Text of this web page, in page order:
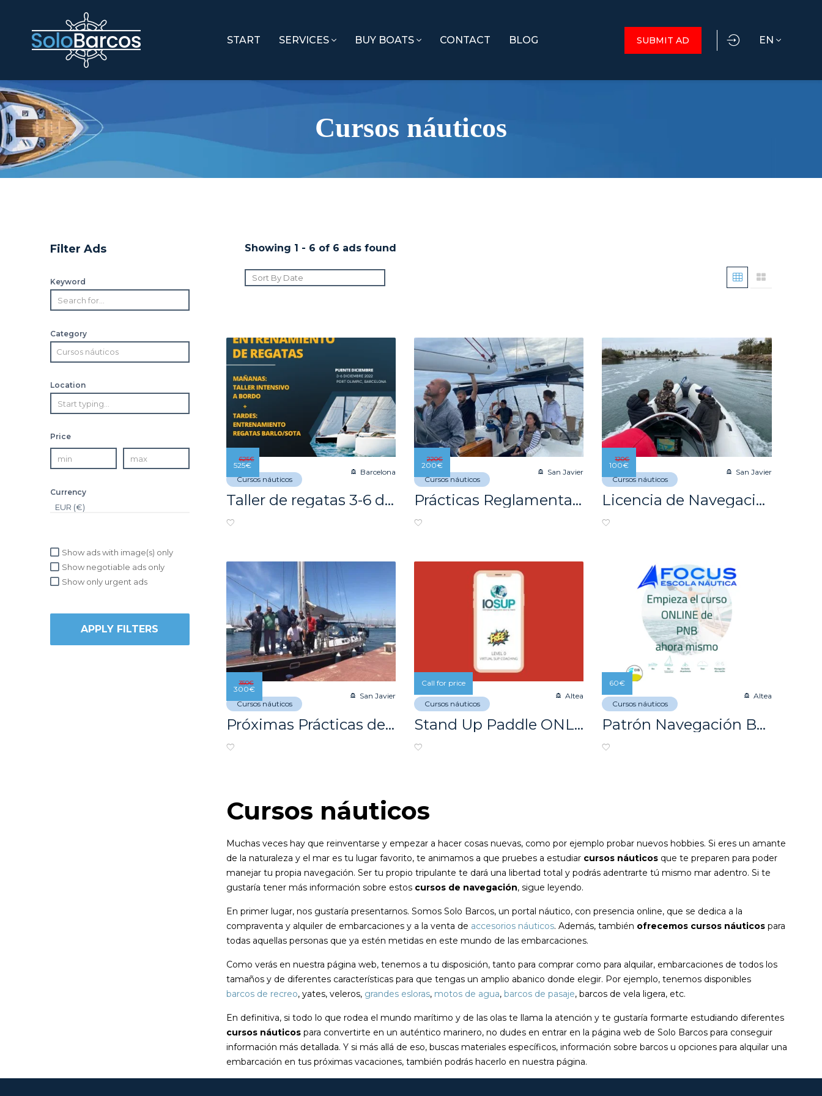
START SERVICES BUY BOATS CONTACT BLOG EN
SUBMIT AD
Cursos náuticos
Filter Ads
Keyword
Category
Cursos náuticos
Location
Price
Currency
Show ads with image(s) only
Show negotiable ads only
Show only urgent ads
APPLY FILTERS
Showing 1 - 6 of 6 ads found
Cursos náuticos
Barcelona
Taller de regatas 3-6 de Diciembre
625€
525€
Cursos náuticos
San Javier
Prácticas Reglamentarias para la obtención del PER!
220€
200€
Cursos náuticos
San Javier
Licencia de Navegación
120€
100€
Cursos náuticos
San Javier
Próximas Prácticas de Patrón y Capitan de Yate!
350€
300€
Cursos náuticos
Altea
Stand Up Paddle ONLINE LEVEL 0 ¡GRATIS!
Call for price
Cursos náuticos
Altea
Patrón Navegación Básica / PNB ONLINE
60€
Cursos náuticos
Muchas veces hay que reinventarse y empezar a hacer cosas nuevas, como por ejemplo probar nuevos hobbies. Si eres un amante
de la naturaleza y el mar es tu lugar favorito, te animamos a que pruebes a estudiar cursos náuticosque te preparen para poder
manejar tu propia navegación. Ser tu propio tripulante te dará una libertad total y podrás adentrarte tú mismo mar adentro. Si te
gustaría tener más información sobre estos cursos de navegación, sigue leyendo.
En primer lugar, nos gustaría presentarnos. Somos Solo Barcos, un portal náutico, con presencia online, que se dedica a la
compraventa y alquiler de embarcaciones y a la venta de accesorios náuticos. Además, también ofrecemos cursos náuticospara
todas aquellas personas que ya estén metidas en este mundo de las embarcaciones.
Como verás en nuestra página web, tenemos a tu disposición, tanto para comprar como para alquilar, embarcaciones de todos los
tamaños y de diferentes características para que tengas un amplio abanico donde elegir. Por ejemplo, tenemos disponibles
barcos de recreo, yates, veleros, grandes esloras, motos de agua, barcos de pasaje, barcos de vela ligera, etc.
En definitiva, si todo lo que rodea el mundo marítimo y de las olas te llama la atención y te gustaría formarte estudiando diferentes
cursos náuticospara convertirte en un auténtico marinero, no dudes en entrar en la página web de Solo Barcos para conseguir
información más detallada. Y si más allá de eso, buscas materiales específicos, información sobre barcos u opciones para alquilar una
embarcación en tus próximas vacaciones, también podrás hacerlo en nuestra página.